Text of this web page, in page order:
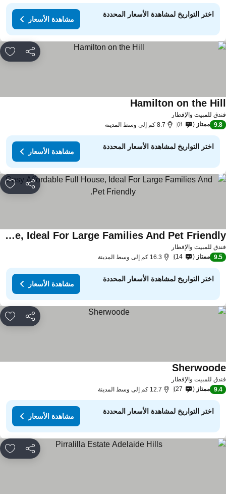
اختر التواريخ لمشاهدة الأسعار المحددة
مشاهدة الأسعار
مشاركة
للمبيت والإفطار
Hamilton on the
9.8 ممتاز 8 8.7 كم إلى وسط المدينة
اختر التواريخ لمشاهدة الأسعار المحددة
مشاهدة الأسعار
مشاركة
للمبيت والإفطار
Cosy Affordable Full House, Ideal For Large Families And Pet Friendly.
9.5 ممتاز 14 16.3 كم إلى وسط المدينة
اختر التواريخ لمشاهدة الأسعار المحددة
مشاهدة الأسعار
مشاركة
للمبيت والإفطار
9.4 ممتاز 27 12.7 كم إلى وسط المدينة
اختر التواريخ لمشاهدة الأسعار المحددة
مشاهدة الأسعار
مشاركة